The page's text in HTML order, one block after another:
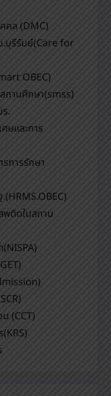
คล (DMC)
.บุรีรัมย์(Care for
OBEC)
ถานศึกษา(smss)
.
ษและการ
รการรักษา
พติดในสถาน
(NISPA)
(CCT)